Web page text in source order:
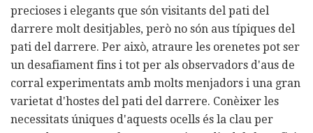
precioses i elegants que són visitants del pati del
darrere molt desitjables, però no són aus típiques del
pati del darrere. Per això, atraure les orenetes pot ser
un desafiament fins i tot per als observadors d'aus de
corral experimentats amb molts menjadors i una gran
varietat d'hostes del pati del darrere. Conèixer les
necessitats úniques d'aquests ocells és la clau per